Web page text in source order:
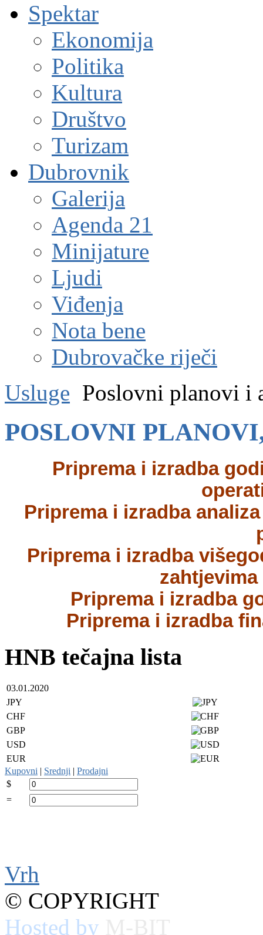
Spektar
Ekonomija
Politika
Kultura
Društvo
Turizam
Dubrovnik
Galerija
Agenda 21
Minijature
Ljudi
Viđenja
Nota bene
Dubrovačke riječi
Usluge Poslovni planovi i
POSLOVNI
Priprema i izradba
Priprema i izradba
Priprema i izradba
Priprema i izradba
Priprema i izradba
HNB tečajna lista
03.01.2020
JPY
CHF
GBP
USD
EUR
Kupovni | Srednji | Prodajni
$
=
Vrh
© COPYRIGHT
Hosted by